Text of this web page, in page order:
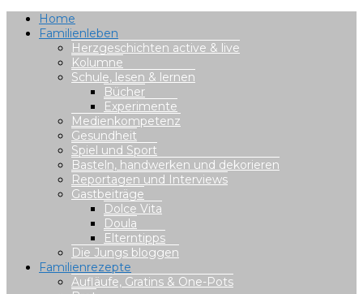
Home
Familienleben
Herzgeschichten active & live
Kolumne
Schule, lesen & lernen
Bücher
Experimente
Medienkompetenz
Gesundheit
Spiel und Sport
Basteln, handwerken und dekorieren
Reportagen und Interviews
Gastbeiträge
Dolce Vita
Doula
Elterntipps
Die Jungs bloggen
Familienrezepte
Aufläufe, Gratins & One-Pots